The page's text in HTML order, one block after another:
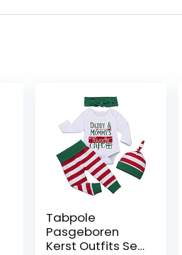
Tabpole
Pasgeboren
Kerst Outfits Set